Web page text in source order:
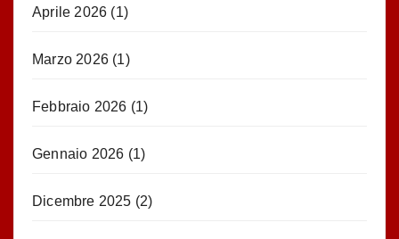
Aprile 2026 (1)
Marzo 2026 (1)
Febbraio 2026 (1)
Gennaio 2026 (1)
Dicembre 2025 (2)